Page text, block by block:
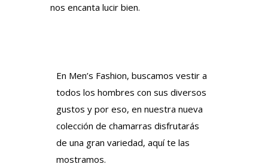
nos encanta lucir bien.
En Men’s Fashion, buscamos vestir a
todos los hombres con sus diversos
gustos y por eso, en nuestra nueva
colección de chamarras disfrutarás
de una gran variedad, aquí te las
mostramos.